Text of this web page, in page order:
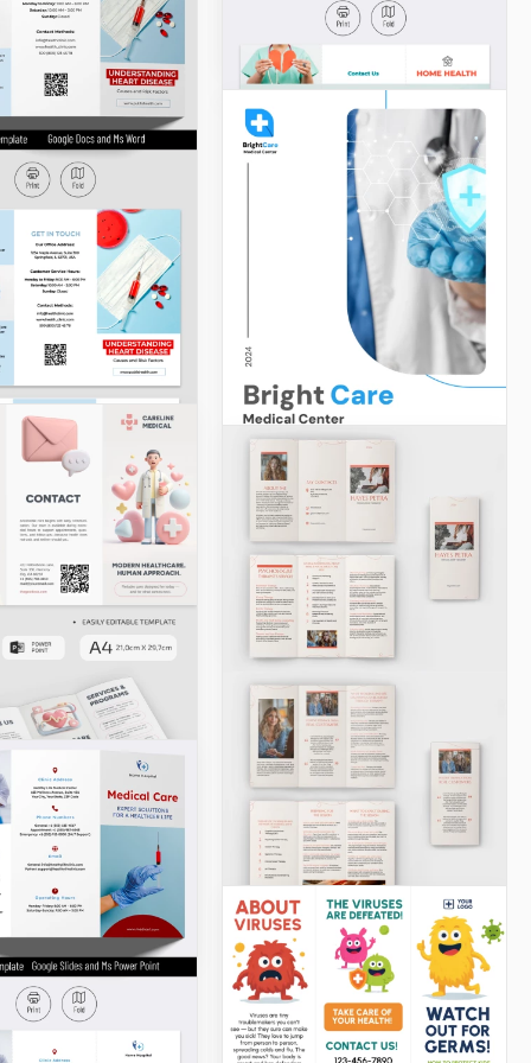
Google Slides
sur les
sur les
n'est pas juste un
des
importantes.
chose qui
des vies.
Google Slides
Modèle de brochure
de santé à domicile
Google Slides